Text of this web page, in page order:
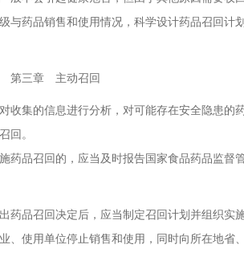
药品销售和使用情况，科学设计药品召回计划
召回
的信息进行分析，对可能存在安全隐患的
回。
药品召回的，应当及时报告国家食品药品监督
召回决定后，应当制定召回计划并组织实施
、使用单位停止销售和使用，同时向所在地省